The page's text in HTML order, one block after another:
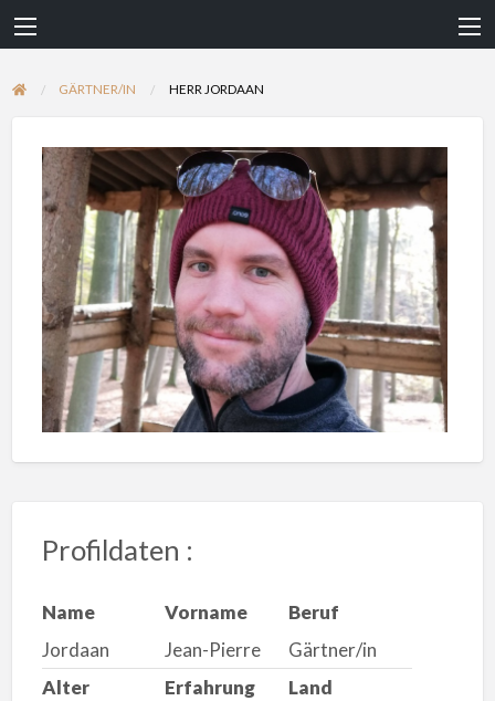
GÄRTNER/IN HERR JORDAAN
Profildaten :
Name
Jordaan
Vorname
Jean-Pierre
Beruf
Gärtner/in
Alter
Erfahrung
Land